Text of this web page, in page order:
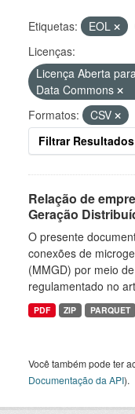
Etiquetas: EOL
Licenças:
Licença Aberta
Data Commons
Formatos:
CSV
Filtrar Resultados
Relação de
Geração
O presente
conexões de
(MMGD) por meio
regulamentado no
PDF ZIP PARQUET
Você também pode ter
Documentação da API).